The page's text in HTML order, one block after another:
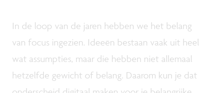
In de loop van de jaren hebben we het belang
van focus ingezien. Ideeën bestaan vaak uit heel
wat assumpties, maar die hebben niet allemaal
hetzelfde gewicht of belang. Daarom kun je dat